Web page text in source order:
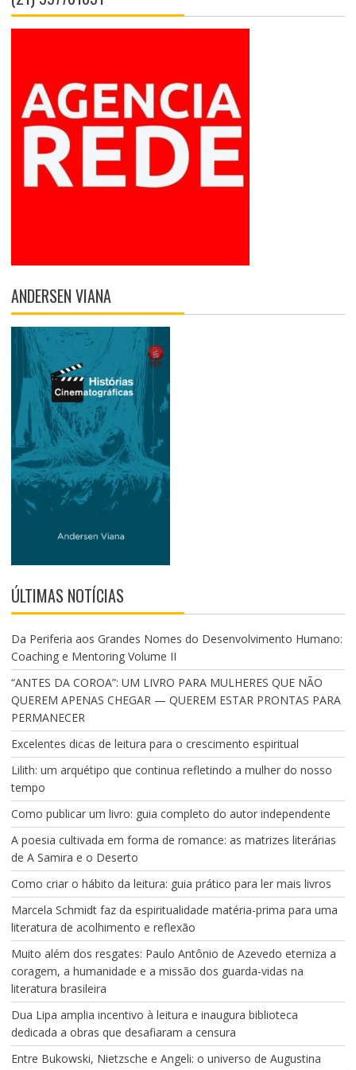
o
ANDERSEN VIANA
ÚLTIMAS NOTÍCIAS
Da Periferia aos Grandes Nomes do Desenvolvimento Humano:
Coaching e Mentoring Volume II
“ANTES DA COROA”: UM LIVRO PARA MULHERES QUE NÃO
QUEREM APENAS CHEGAR — QUEREM ESTAR PRONTAS PARA
PERMANECER
Excelentes dicas de leitura para o crescimento espiritual
Lilith: um arquétipo que continua refletindo a mulher do nosso
tempo
Como publicar um livro: guia completo do autor independente
A poesia cultivada em forma de romance: as matrizes literárias
de A Samira e o Deserto
Como criar o hábito da leitura: guia prático para ler mais livros
Marcela Schmidt faz da espiritualidade matéria-prima para uma
literatura de acolhimento e reflexão
Muito além dos resgates: Paulo Antônio de Azevedo eterniza a
coragem, a humanidade e a missão dos guarda-vidas na
literatura brasileira
Dua Lipa amplia incentivo à leitura e inaugura biblioteca
dedicada a obras que desafiaram a censura
Entre Bukowski, Nietzsche e Angeli: o universo de Augustina